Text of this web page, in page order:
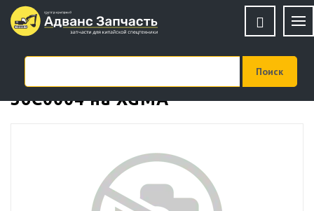
Колодка ручного тормоза
36С0004 на XGMA